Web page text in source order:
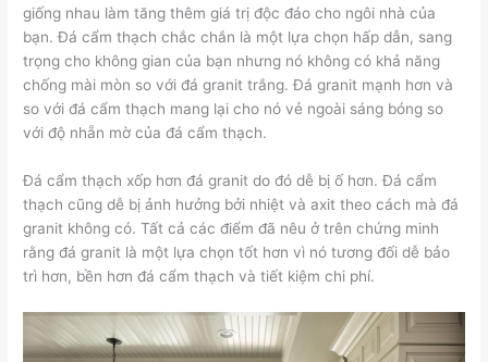
giống nhau làm tăng thêm giá trị độc đáo cho ngôi nhà của
bạn. Đá cẩm thạch chắc chắn là một lựa chọn hấp dẫn, sang
trọng cho không gian của bạn nhưng nó không có khả năng
chống mài mòn so với đá granit trắng. Đá granit mạnh hơn và
so với đá cẩm thạch mang lại cho nó vẻ ngoài sáng bóng so
với độ nhẵn mờ của đá cẩm thạch.
Đá cẩm thạch xốp hơn đá granit do đó dễ bị ố hơn. Đá cẩm
thạch cũng dễ bị ảnh hưởng bởi nhiệt và axit theo cách mà đá
granit không có. Tất cả các điểm đã nêu ở trên chứng minh
rằng đá granit là một lựa chọn tốt hơn vì nó tương đối dễ bảo
trì hơn, bền hơn đá cẩm thạch và tiết kiệm chi phí.